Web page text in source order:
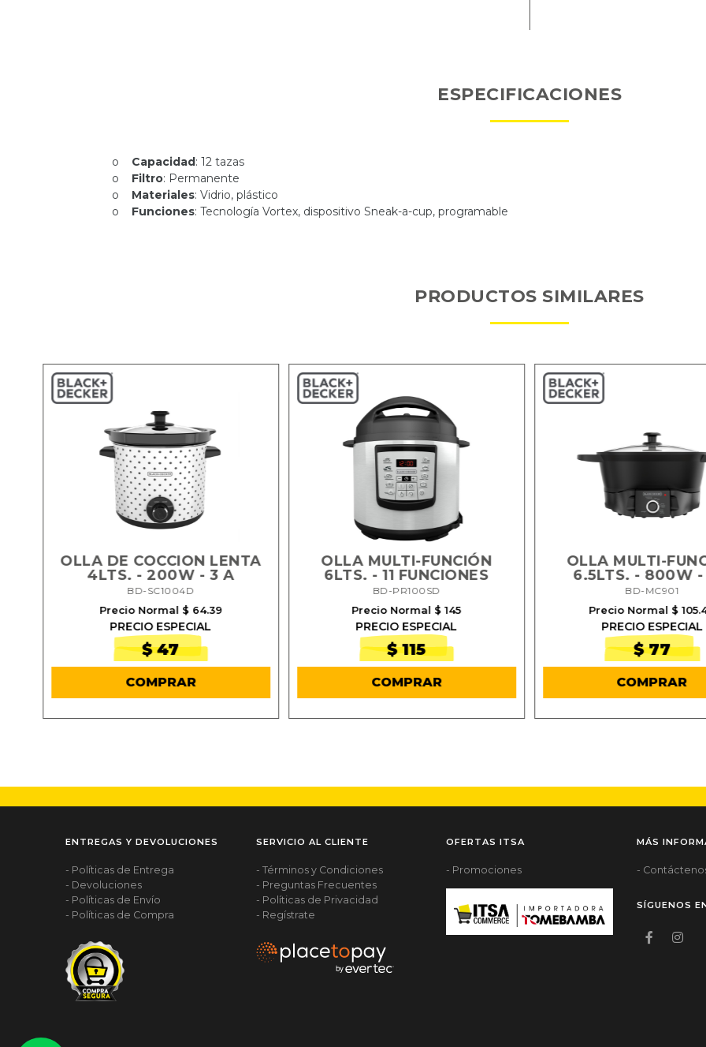
ESPECIFICACIONES
o Capacidad: 12 tazas
o Filtro: Permanente
o Materiales: Vidrio, plástico
o Funciones: Tecnología Vortex, dispositivo Sneak-a-cup, programable
PRODUCTOS SIMILARES
OLLA DE COCCION LENTA
4LTS. - 200W - 3 A
BD-SC1004D
Precio Normal $ 64.39
PRECIO ESPECIAL
$ 47
COMPRAR
OLLA MULTI-FUNCIÓN
6LTS. - 11 FUNCIONES
BD-PR100SD
Precio Normal $ 145
PRECIO ESPECIAL
$ 115
COMPRAR
OLLA MULTI-
6.5LTS. - 800W -
BD-MC901
Precio Normal $
PRECIO ESPECIAL
$ 77
COMPRAR
ENTREGAS Y DEVOLUCIONES
- Políticas de Entrega
- Devoluciones
- Políticas de Envío
- Políticas de Compra
SERVICIO AL CLIENTE
- Términos y Condiciones
- Preguntas Frecuentes
- Políticas de Privacidad
- Regístrate
OFERTAS ITSA
- Promociones
MÁS
-
SÍGUENOS